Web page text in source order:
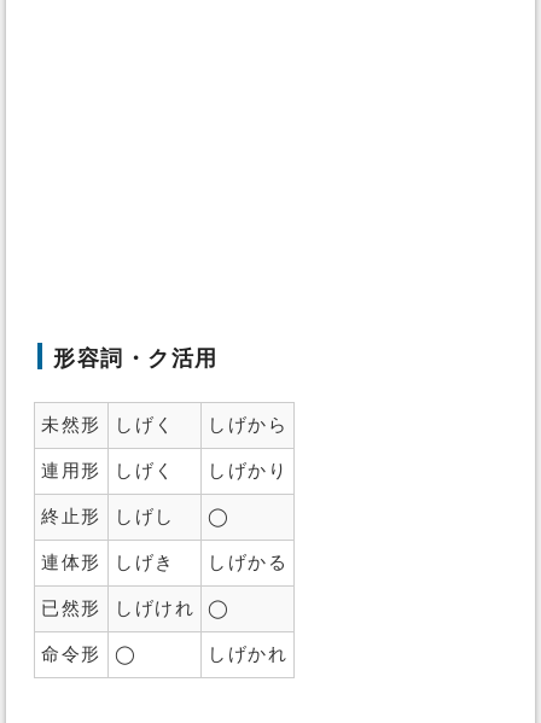
形容詞・ク活用
未然形 しげく しげから
連用形 しげく しげかり
終止形 しげし ◯
連体形 しげき しげかる
已然形 しげけれ ◯
命令形 ◯ しげかれ